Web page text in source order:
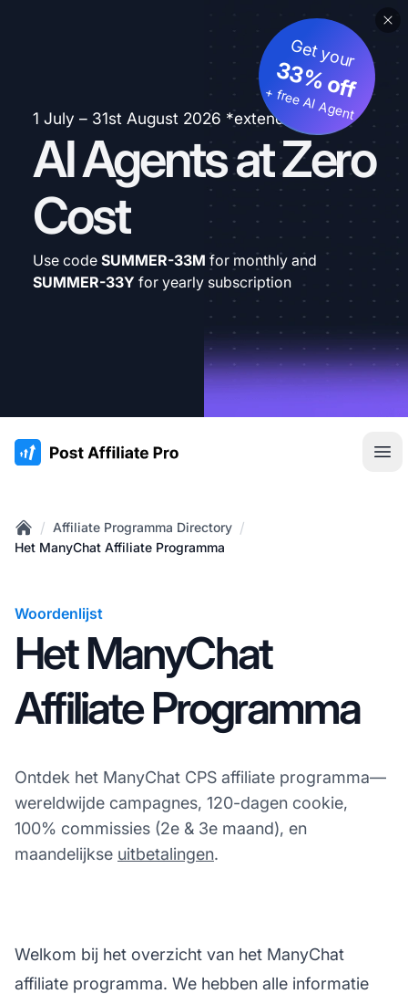
1 July – 31st August 2026 *extended
AI Agents at Zero
Cost
Get your
33% off
+ free AI Agent
Use code SUMMER-33M for monthly and
SUMMER-33Y for yearly subscription
:site.title
Home
/ Affiliate Programma Directory /
Het ManyChat Affiliate Programma
Woordenlijst
Het ManyChat
Affiliate Programma
Ontdek het ManyChat CPS affiliate programma—
wereldwijde campagnes, 120-dagen cookie,
100% commissies (2e & 3e maand), en
maandelijkse uitbetalingen.
Welkom bij het overzicht van het ManyChat
affiliate programma. We hebben alle informatie